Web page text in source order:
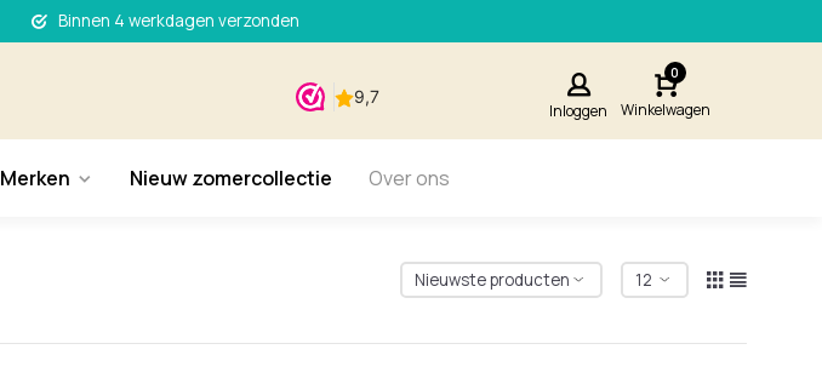
Binnen 4 werkdagen verzonden
Inloggen
0
Winkelwagen
Merken Nieuw zomercollectie Over ons